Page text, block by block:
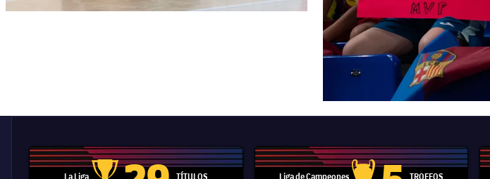
La Liga TÍTULOS Liga de Campeones TROFEOS